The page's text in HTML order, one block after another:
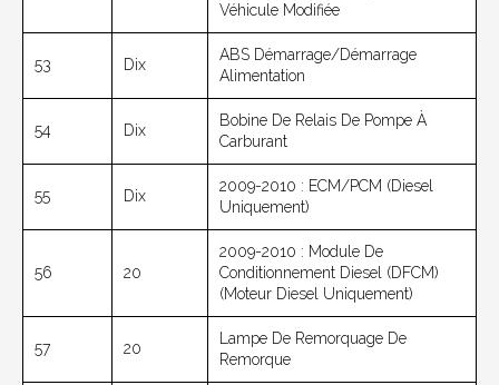
Véhicule Modifiée
53 Dix
ABS Démarrage/démarrage
Alimentation
54 Dix
Bobine De Relais De Pompe À
Carburant
55 Dix
2009-2010 : ECM/PCM (diesel
Uniquement)
56 20
2009-2010 : Module De
Conditionnement Diesel (DFCM)
(moteur Diesel Uniquement)
57 20
Lampe De Remorquage De
Remorque